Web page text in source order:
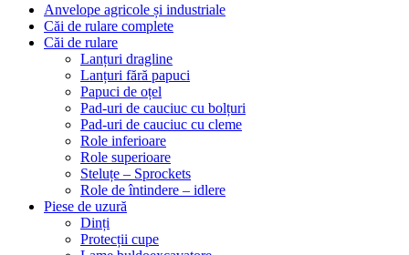
Anvelope agricole și industriale
Căi de rulare complete
Căi de rulare
Lanțuri dragline
Lanțuri fără papuci
Papuci de oțel
Pad-uri de cauciuc cu bolțuri
Pad-uri de cauciuc cu cleme
Role inferioare
Role superioare
Steluțe – Sprockets
Role de întindere – idlere
Piese de uzură
Dinți
Protecții cupe